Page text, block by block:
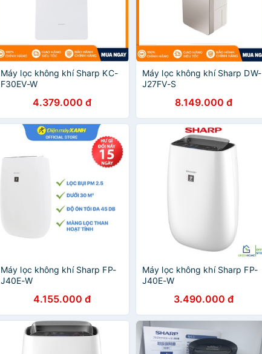
Máy lọc không khí Sharp KC-
F30EV-W
4.379.000 đ
Máy lọc không khí Sharp DW-
J27FV-S
8.149.000 đ
Máy lọc không khí Sharp FP-
J40E-W
4.155.000 đ
Máy lọc không khí Sharp FP-
J40E-W
3.490.000 đ